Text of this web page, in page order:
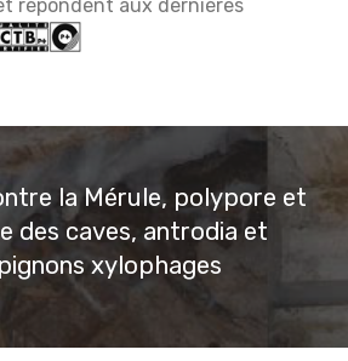
répondent aux dernières
la Mérule, polypore et
des caves, antrodia et
xylophages